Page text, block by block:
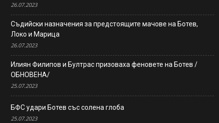
26.07.2023
Съдийски назначения за предстоящите мачове на Ботев,
Локо и Марица
26.07.2023
Илиян Филипов и Бултрас призоваха феновете на Ботев /
ОБНОВЕНА/
25.07.2023
БФС удари Ботев със солена глоба
25.07.2023